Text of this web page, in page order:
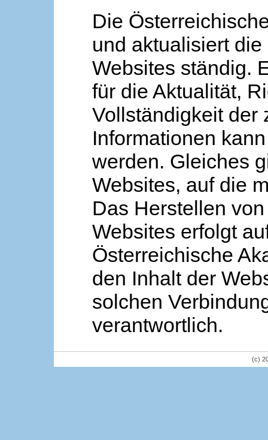
Die
und aktualisiert
Websites ständig.
für die Aktualität,
Vollständigkeit der
Informationen
werden. Gleiches
Websites, auf die
Das Herstellen
Websites erfolgt
Österreichische
den Inhalt der
solchen
verantwortlich.
(c)